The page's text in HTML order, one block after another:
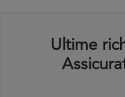
Ultime